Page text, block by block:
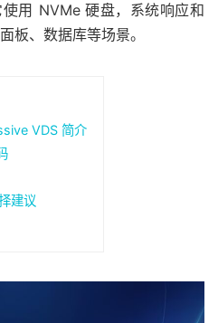
用 NVMe 硬盘，系统响应和
板、数据库等场景。
VDS 简介
建议